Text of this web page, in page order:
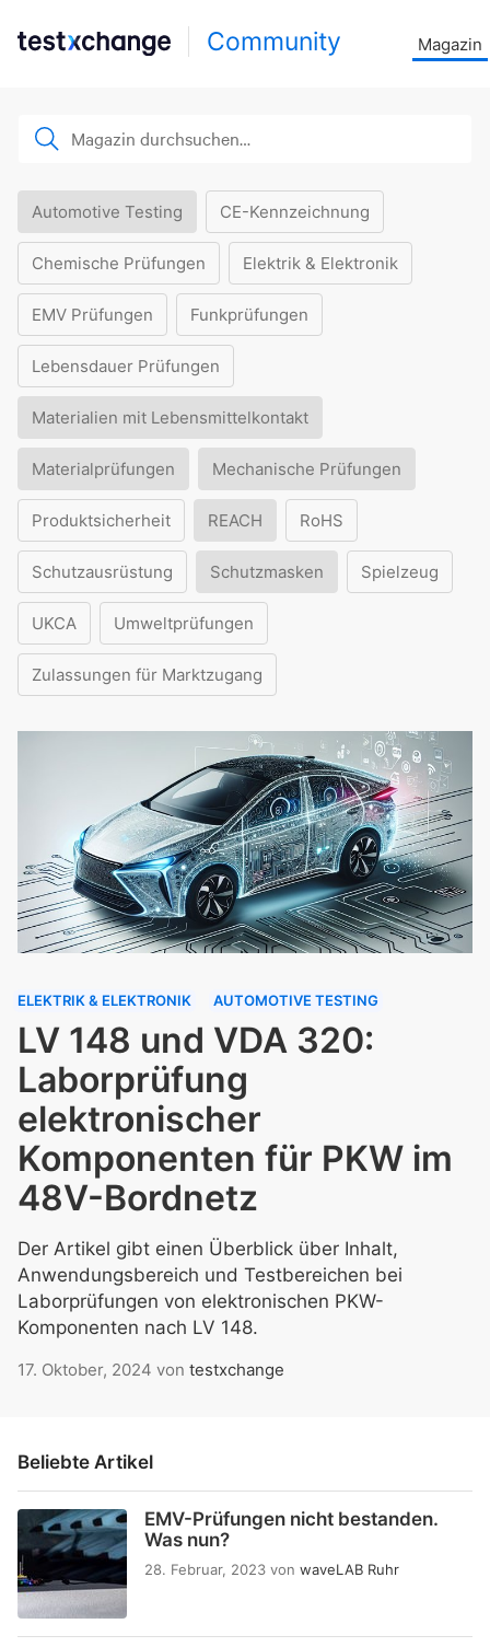
Community Magazin
Automotive Testing CE-Kennzeichnung
Chemische Prüfungen Elektrik & Elektronik
EMV Prüfungen Funkprüfungen
Lebensdauer Prüfungen
Materialien mit Lebensmittelkontakt
Materialprüfungen Mechanische Prüfungen
Produktsicherheit REACH RoHS
Schutzausrüstung Schutzmasken Spielzeug
UKCA Umweltprüfungen
Zulassungen für Marktzugang
ELEKTRIK & ELEKTRONIK AUTOMOTIVE TESTING
LV 148 und VDA 320:
Laborprüfung
elektronischer
Komponenten für PKW im
48V-Bordnetz
Der Artikel gibt einen Überblick über Inhalt,
Anwendungsbereich und Testbereichen bei
Laborprüfungen von elektronischen PKW-
Komponenten nach LV 148.
17. Oktober, 2024 von testxchange
Beliebte Artikel
EMV-Prüfungen nicht bestanden.
Was nun?
28. Februar, 2023 von waveLAB Ruhr